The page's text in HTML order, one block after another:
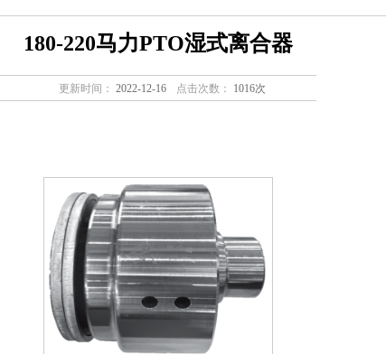
180-220马力PTO湿式离合器
更新时间： 2022-12-16 点击次数： 1016次